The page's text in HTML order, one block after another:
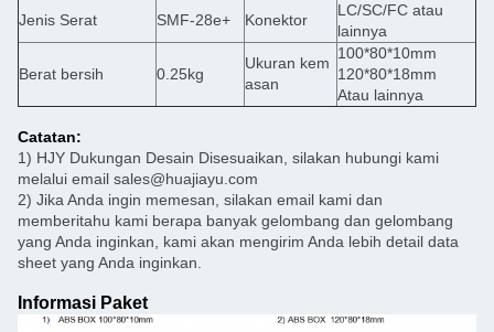
Jenis Serat
SMF-28e+ Konektor
LC/SC/FC atau
lainnya
Berat bersih 0.25kg
Ukuran kem
asan
100*80*10mm
120*80*18mm
Atau lainnya
Catatan:
1) HJY Dukungan Desain Disesuaikan, silakan hubungi kami
melalui email sales@huajiayu.com
2) Jika Anda ingin memesan, silakan email kami dan
memberitahu kami berapa banyak gelombang dan gelombang
yang Anda inginkan, kami akan mengirim Anda lebih detail data
sheet yang Anda inginkan.
Informasi Paket